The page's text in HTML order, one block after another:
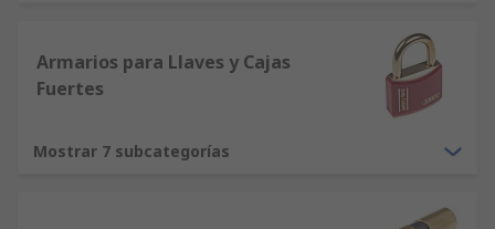
Armarios para Llaves y Cajas
Fuertes
Mostrar 7 subcategorías